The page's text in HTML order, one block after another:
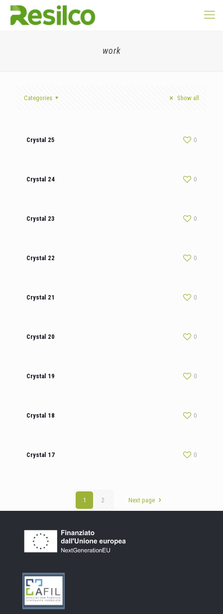
work
Categories Show all
Crystal 25 0
Crystal 24 0
Crystal 23 0
Crystal 22 0
Crystal 21 0
Crystal 20 0
Crystal 19 0
Crystal 18 0
Crystal 17 0
1 2 Next page